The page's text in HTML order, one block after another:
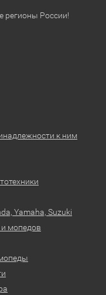
регионы России!
к ним
Yamaha, Suzuki
и мопедов